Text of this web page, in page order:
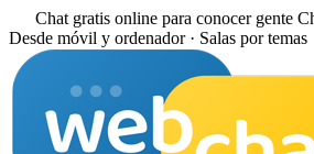
Chat gratis online para conocer gente
Desde móvil y ordenador · Salas por temas